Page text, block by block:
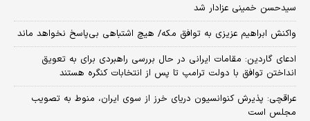
سیدحسن خمینی عزادار شد
واکنش ابراهیم عزیزی به توافق مکه/ هیچ اشتباهی بی‌پاسخ نخواهد ماند
ادعای گاردین: مقامات ایرانی در حال بررسی راهبردی برای به تعویق
انداختن توافق با دولت ترامپ تا پس از انتخابات کنگره هستند
عراقچی: پذیرش کنوانسیون دریای خرز از سوی ایران، منوط به تصویب
مجلس است